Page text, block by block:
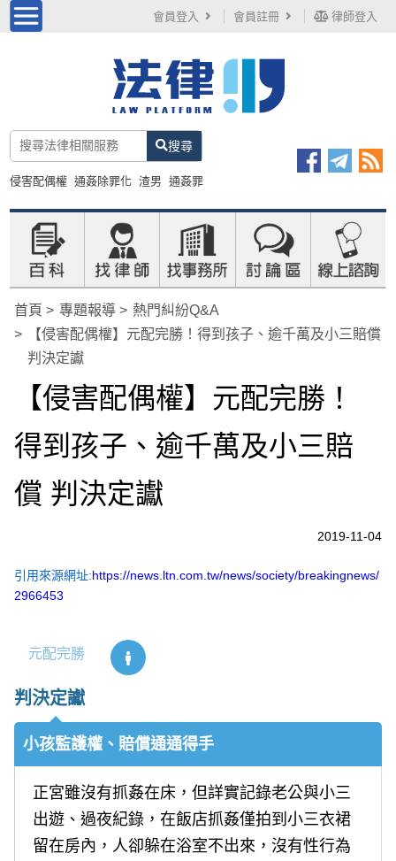
會員登入 會員註冊 律師登入
搜尋
侵害配偶權 通姦除罪化 渣男 通姦罪
首頁 專題報導
熱門糾紛Q&A
【侵害配偶權】元配完勝！得到孩子、逾千萬及小三賠償
判決定讞
【侵害配偶權】元配完勝！
得到孩子、逾千萬及小三賠
償 判決定讞
2019-11-04
引用來源網址:https://news.ltn.com.tw/news/society/breakingnews/
2966453
元配完勝
判決定讞
小孩監護權、賠償通通得手
正宮雖沒有抓姦在床，但詳實記錄老公與小三
出遊、過夜紀錄，在飯店抓姦僅拍到小三衣裙
留在房內，人卻躲在浴室不出來，沒有性行為